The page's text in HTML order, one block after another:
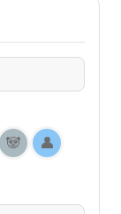
🐼
👤